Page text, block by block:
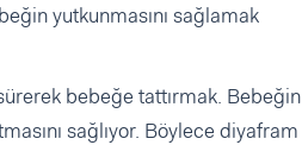
yutkunmasını sağlamak
bebeğe tattırmak. Bebeğin
sağlıyor. Böylece diyafram